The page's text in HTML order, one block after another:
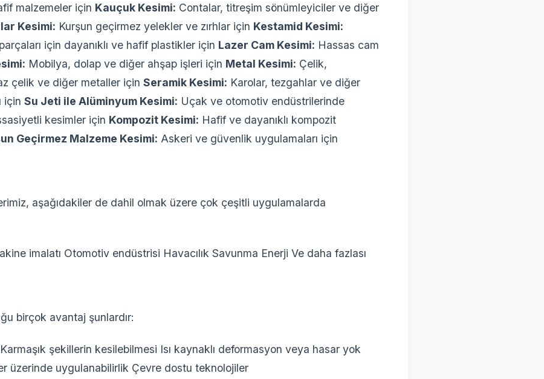
malzemeler için Kauçuk Kesimi: Contalar, titreşim sönümleyiciler ve diğer
Kesimi: Kurşun geçirmez yelekler ve zırhlar için Kestamid Kesimi:
için dayanıklı ve hafif plastikler için Lazer Cam Kesimi: Hassas cam
Mobilya, dolap ve diğer ahşap işleri için Metal Kesimi: Çelik,
çelik ve diğer metaller için Seramik Kesimi: Karolar, tezgahlar ve diğer
için Su Jeti ile Alüminyum Kesimi: Uçak ve otomotiv endüstrilerinde
kesimler için Kompozit Kesimi: Hafif ve dayanıklı kompozit
Geçirmez Malzeme Kesimi: Askeri ve güvenlik uygulamaları için
aşağıdakiler de dahil olmak üzere çok çeşitli uygulamalarda
imalatı Otomotiv endüstrisi Havacılık Savunma Enerji Ve daha fazlası
birçok avantaj şunlardır:
şekillerin kesilebilmesi Isı kaynaklı deformasyon veya hasar yok
üzerinde uygulanabilirlik Çevre dostu teknolojiler